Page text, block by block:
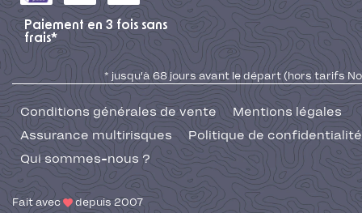
Paiement en 3 fois sans
frais*
* jusqu'à 68 jours avant le départ (hors tarifs No
Conditions générales de vente
Mentions légales
Assurance multirisques
Politique de confidentialité
Qui sommes-nous ?
Fait avec depuis 2007